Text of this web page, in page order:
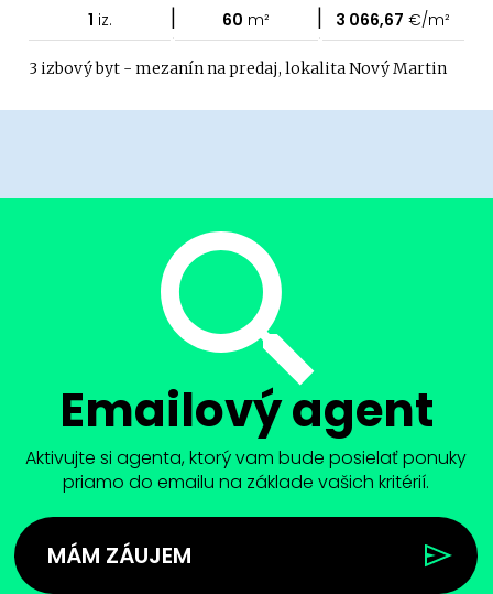
1 iz. | 60 m² | 3 066,67 €/m²
3 izbový byt - mezanín na predaj, lokalita Nový Martin
Emailový agent
Aktivujte si agenta, ktorý vam bude posielať ponuky
priamo do emailu na základe vašich kritérií.
MÁM ZÁUJEM